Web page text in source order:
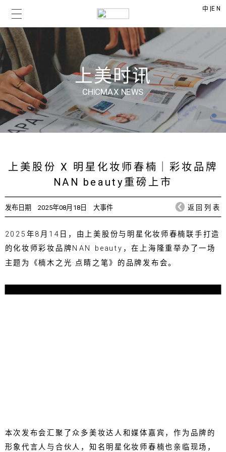
中 |EN
上美时讯
CHICMAX NEWS
上美股份 X 明星化妆师春楠｜彩妆品牌
NAN beauty重磅上市
发布日期 2025年08月18日 大事件 返回列表
2025年8月14日，由上美股份与明星化妆师春楠联手打造
的化妆师彩妆品牌NAN beauty，在上海隆重举办了一场
主题为《楠木之光·点睛之笔》的品牌发布会。
本次发布会汇聚了众多美妆达人和媒体嘉宾，作为品牌的
形象代言人与合伙人，知名明星化妆师春楠也亲临现场，